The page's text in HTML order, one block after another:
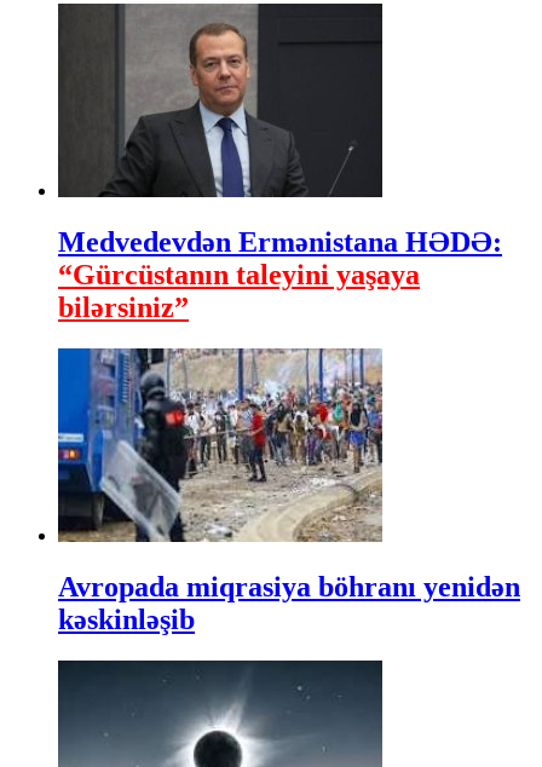
Medvedevdən Ermənistana HƏDƏ:
“Gürcüstanın taleyini yaşaya
bilərsiniz”
Avropada miqrasiya böhranı yenidən
kəskinləşib